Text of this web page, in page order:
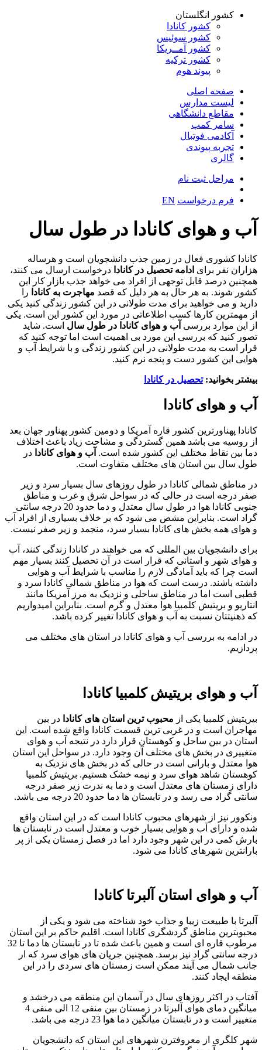
کشور انگلستان
کشور کانادا
کشور سوئیس
کشور آمــریکا
کشور ترکیه
پیوند هوم
صفحه اصلی
لیست مدارس
مقاطع دانشگاهی
سامر کمپ
آکادمی فوتبال
تجربه پیوندی
گالری
مراحل ثبت نام
فرم درخواست EN
آب و هوای کانادا در طول سال
کانادا کشوری فعال در زمین جذب دانشجویان است و هرساله
هزاران نفر برای ادامه تحصیل در کانادا درخواست ارسال می کنند،
همچنین درصد قابل توجهی از افراد می خواهد جذب بازار کار این
کشور شوند. به هر حال به هر دلیل که قصد مهاجرت به کانادا را
دارید و می خواهید برای مدت طولانی در این کشور زندگی کنید یکی
از مهمترین کارها کسب اطلاعاتی در مورد این کشور این است. یکی
از این موارد بررسی آب و هوای کانادا در طول سال است. شاید
تصور کنید که بررسی این مورد بی اهمیت است اما توجه کنید که
قرار است به مدت طولانی در این کشور زندگی و با شرایط آب و
هوایی این کشور دست و پنجه نرم کنید.
بیشتر بخوانید:تحصیل در کانادا
آب و هوای کانادا
کانادا پهناورترین کشور قاره آمریکا و دومین کشور پهناور جهان بعد
از روسیه می باشد همین گستردگی و مشاحت زیاد باعث اختلاف
دما بین نقاط مختلف این کشور شده است. آب و هوای کانادا در
طول سال بین استان های مختلف متفاوت است.
در مناطق شمالی کانادا در طول روزهای سال بسیار سرد و زیر
صفر درجه است در حالی که در سواحل شرق و غرب و مناطق
جنوبی کانادا هوا در طول سال معتدل و دما حدود 20 درجه سانتی
گراد است. بنابراین مشص می شود که بر خلاف بسیاری از افراد آب
و هوای همه بخش های کانادا بسیار سرد، منجمد و زیر صفر نیست.
برای دانشجویان بین المللی که می خواهند در کانادا زندگی کنند، آب
و هوای شهر و استانی که قرار است در آن تحصیل کنند بسیار مهم
است چرا که باید آمادگی لازم را مناسب با شرایط آب و هوایی
داشته باشند. درست است که هوا در مناطق شمالی کانادا سرد و
قطبی است اما در مناطق ساحلی و نزدیک به مرز آمریکا مانند
انتاریو و بریتیش کلمبیا هوا معتدل و گرم است. بنابراین امیدواریم
که ذهنیتتان نسبت به آب و هوای کانادا تغییر کرده باشد.
در ادامه به بررسی آب و هوای کانادا در استان های مختلف می
پردازیم.
آب و هوای بریتیش کلمبیا کانادا
بیریتیش کلمبیا یکی از محبوب ترین استان های کانادا در بین
مهاجران است و در غربی ترین قسمت کانادا واقع شده است. این
استان در بین ساحل و کوهستان قرار دارد در نتیجه آب و هوای
متغییری در بخش های مختلف آن وجود دارد. در سواحل این استان
هوا معتدل و بارانی است در حالی که در بخش های نزدیک به
کوهستان شاهد هوای سرد و نیمه خشک هستیم. بریتیش کلمبیا
دارای زمستان های معتدل است و دما به ندرت زیر صفر درجه
سانتی گراد می رسد و در تابستان ها دما حدود 20 درجه می باشد.
ونکوور نیز از شهرهای محبوب کانادا است که در این استان واقع
شده و دارای آب و هوایی بسیار خوب و معتدل است در تابستان ها
بارش کمی در این شهر وجود دارد اما در فصل زمستان یکی از پر
بارانترین شهرهای کانادا می شود.
آب و هوای استان آلبرتا کانادا
آلبرتا با طبیعت زیبا و جذاب خود شناخته می شود و یکی از
محبوبترین مناطق گردشگری کانادا است. اقلیم حاکم بر این استان
مرطوب قاره ای است و همین باعث شده تا در تابستان ها دما تا 32
درجه سانتی گراد نیز برسد. همچنین جریان های هوای سرد که ار
جانب شمال می آیند ممکن است زمستان های سردی را در این
منطقه ایجاد کنند.
آفتاب در اکثر روزهای سال در آسمان این منطقه می درخشد و
میانگین دمای هوای آلبرتا در زمستان بین منفی 12 الی منفی 4
متغییر است و در تابستان میانگین دما هوا 23 درجه می باشد.
شهر کلگری از معروفترن شهرهای این استان که دانشجویان